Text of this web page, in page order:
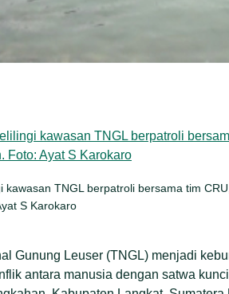
kawasan TNGL berpatroli bersama tim
S Karokaro
Gunung Leuser (TNGL) menjadi
antara manusia dengan satwa